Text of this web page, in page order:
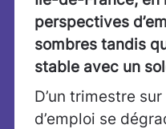
perspectives
sombres tandis
stable avec un
D’un trimestre
d’emploi se